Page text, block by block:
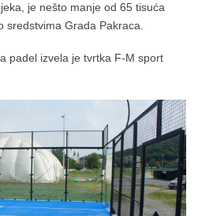
je nešto manje od 65 tisuća
sredstvima Grada Pakraca.
padel izvela je tvrtka F-M sport